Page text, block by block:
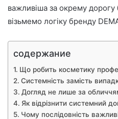
важливіша за окрему дорогу
візьмемо логіку бренду
содержание
Що робить косметику
Системність замість
Догляд не лише за
Як відрізнити системний
Чому послідовність